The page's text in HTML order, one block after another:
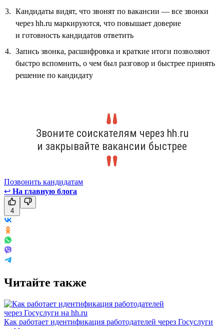
Кандидаты видят, что звонят по вакансии — все звонки
через hh.ru маркируются, что повышает доверие
и готовность кандидатов ответить
Запись звонка, расшифровка и краткие итоги позволяют
быстро вспомнить, о чем был разговор и быстрее принять
решение по кандидату
Звоните соискателям через hh.ru
и закрывайте вакансии быстрее
Позвонить кандидатам
↩ На главную блога
4
Читайте также
Как работает идентификация работодателей через Госуслуги